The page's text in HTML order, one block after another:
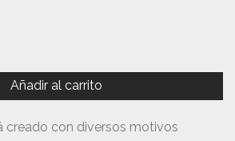
Añadir al carrito
creado con diversos motivos